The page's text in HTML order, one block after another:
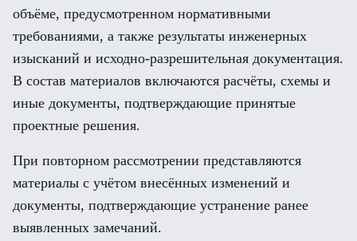
объёме, предусмотренном нормативными
требованиями, а также результаты инженерных
изысканий и исходно-разрешительная документация.
В состав материалов включаются расчёты, схемы и
иные документы, подтверждающие принятые
проектные решения.
При повторном рассмотрении представляются
материалы с учётом внесённых изменений и
документы, подтверждающие устранение ранее
выявленных замечаний.